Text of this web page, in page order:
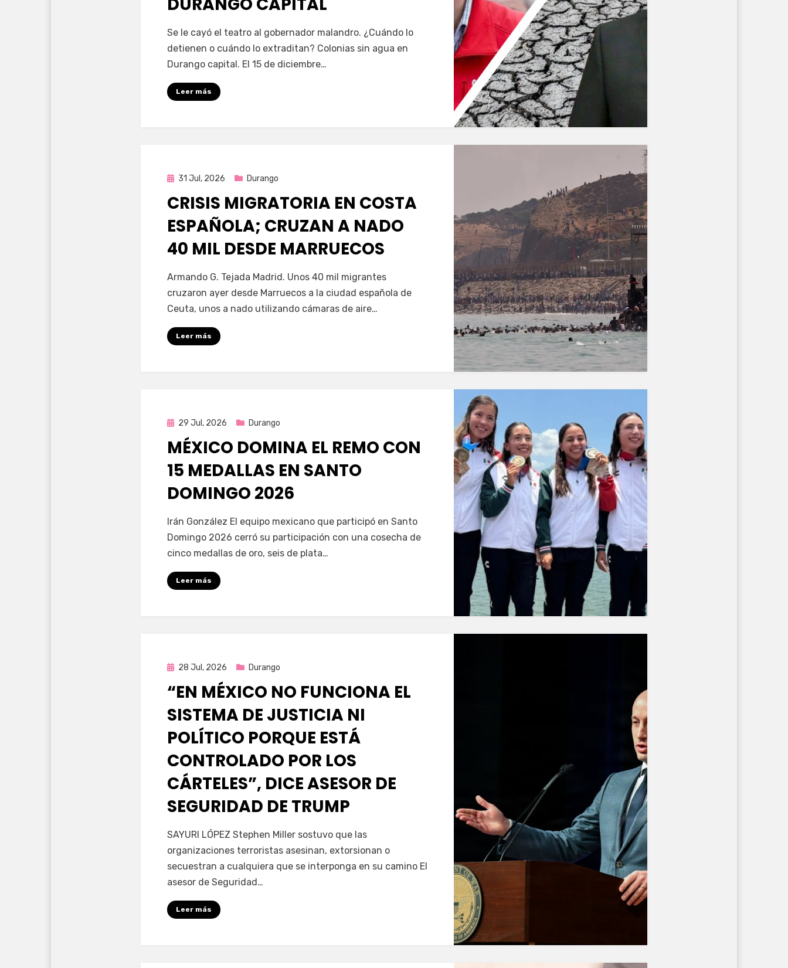
porFernando Miranda Servín
Se le cayó el teatro al gobernador malandro. ¿Cuándo lo
detienen o cuándo lo extraditan? Colonias sin agua en
Durango capital. El 15 de diciembre…
Leer más
Publicada
31 Jul, 2026 Durango
CRISIS MIGRATORIA EN COSTA
ESPAÑOLA; CRUZAN A NADO
40 MIL DESDE MARRUECOS
porFernando Miranda Servín
Armando G. Tejada Madrid. Unos 40 mil migrantes
cruzaron ayer desde Marruecos a la ciudad española de
Ceuta, unos a nado utilizando cámaras de aire…
Leer más
Publicada
29 Jul, 2026 Durango
MÉXICO DOMINA EL REMO CON
15 MEDALLAS EN SANTO
DOMINGO 2026
porFernando Miranda Servín
Irán González El equipo mexicano que participó en Santo
Domingo 2026 cerró su participación con una cosecha de
cinco medallas de oro, seis de plata…
Leer más
Publicada
28 Jul, 2026 Durango
“EN MÉXICO NO FUNCIONA EL
SISTEMA DE JUSTICIA NI
POLÍTICO PORQUE ESTÁ
CONTROLADO POR LOS
CÁRTELES”, DICE ASESOR DE
SEGURIDAD DE TRUMP
porFernando Miranda Servín
SAYURI LÓPEZ Stephen Miller sostuvo que las
organizaciones terroristas asesinan, extorsionan o
secuestran a cualquiera que se interponga en su camino El
asesor de Seguridad…
Leer más